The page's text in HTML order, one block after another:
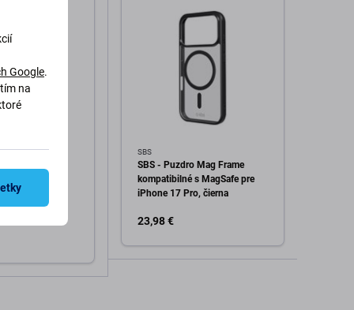
modrá
SBS
SBS - Puzdro Mag Frame
kompatibilné s MagSafe pre
iPhone 17 Pro, čierna
23,98 €
Google.
na